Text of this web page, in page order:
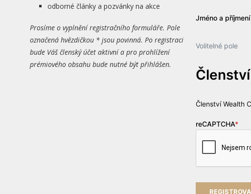
odborné články a pozvánky na akce
Prosíme o vyplnění registračního formuláře. Pole
označená hvězdičkou * jsou povinná. Po registraci
bude Váš členský účet aktivní a pro prohlížení
prémiového obsahu bude nutné být přihlášen.
Jméno a příjmení
Volitelné pole
Členství Wealth
reCAPTCHA*